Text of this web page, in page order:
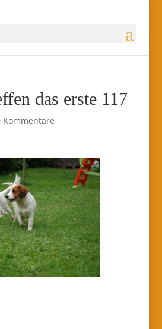
das erste 117
Kommentare